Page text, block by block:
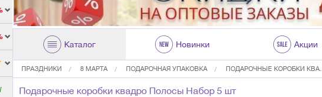
Каталог Новинки Акции
ПРАЗДНИКИ 8 МАРТА ПОДАРОЧНАЯ УПАКОВКА ПОДАРОЧНЫЕ КОРОБКИ КВА...
Подарочные коробки квадро Полосы Набор 5 шт